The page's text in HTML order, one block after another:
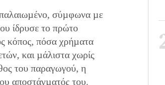
παλαιωµένο, σύµφωνα µε
ίδρυσε το πρώτο
κόπος, πόσα χρήµατα
και µάλιστα χωρίς
του παραγωγού, η
αποστάγµατός του.